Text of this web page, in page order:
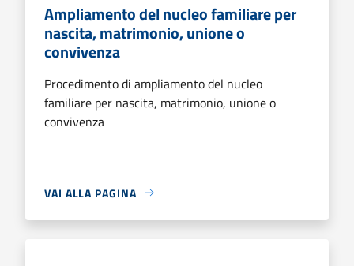
Ampliamento del nucleo familiare per
nascita, matrimonio, unione o
convivenza
Procedimento di ampliamento del nucleo
familiare per nascita, matrimonio, unione o
convivenza
VAI ALLA PAGINA